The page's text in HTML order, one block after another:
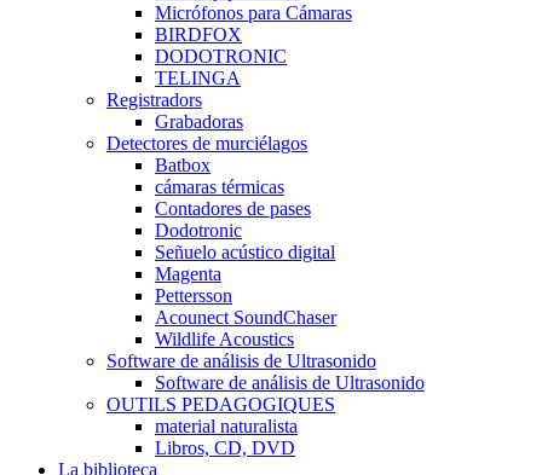
Micrófonos para Cámaras
BIRDFOX
DODOTRONIC
TELINGA
Registradors
Grabadoras
Detectores de murciélagos
Batbox
cámaras térmicas
Contadores de pases
Dodotronic
Señuelo acústico digital
Magenta
Pettersson
Acounect SoundChaser
Wildlife Acoustics
Software de análisis de Ultrasonido
Software de análisis de Ultrasonido
OUTILS PEDAGOGIQUES
material naturalista
Libros, CD, DVD
La biblioteca